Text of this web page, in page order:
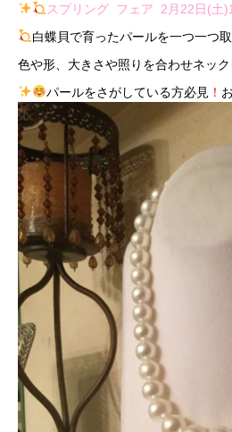
スプリング フェア 2月22日(土
白蝶貝で育ったパールを一つ一つ
色や形、大きさや照りを合わせネッ
パールをさがしている方必見 ！